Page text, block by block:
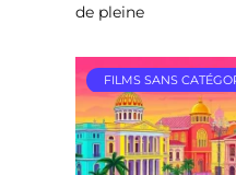
de pleine
FILMS SANS